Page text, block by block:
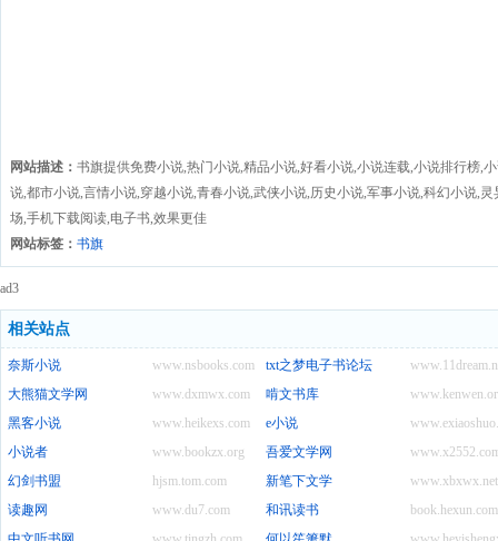
网站描述： 书旗提供免费小说,热门小说,精品小说,好看小说,小说连载,小说排行榜,
说,都市小说,言情小说,穿越小说,青春小说,武侠小说,历史小说,军事小说,科幻小说,
场,手机下载阅读,电子书,效果更佳
网站标签： 书旗
ad3
相关站点
www.nsbooks.com
奈斯小说
txt之梦电子书论坛
www.dxmwx.com
大熊猫文学网
啃文书库
www.heikexs.com
黑客小说
e小说
www.bookzx.org
小说者
吾爱文学网
hjsm.tom.com
幻剑书盟 www.xbxwx.net
新笔下文学
www.du7.com
读趣网 book.hexun.com
和讯读书